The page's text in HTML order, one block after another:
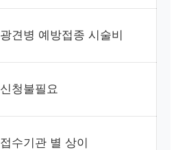
광견병 예방접종 시술비
신청불필요
접수기관 별 상이